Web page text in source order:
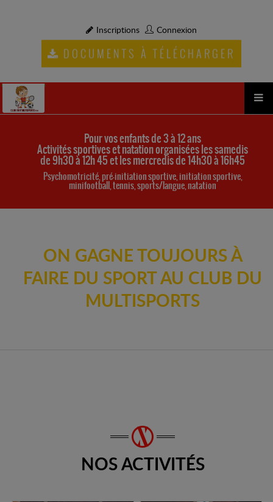
Inscriptions Connexion
DOCUMENTS À TÉLÉCHARGER
Pour vos enfants de 3 à 12 ans
Activités sportives et natation organisées les samedis
de 9h30 à 12h 45 et les mercredis de 14h30 à 16h45
Psychomotricité, pré-initiation sportive, initiation sportive,
minifootball, tennis, sports/langue, natation
ON GAGNE TOUJOURS À
FAIRE DU SPORT AU CLUB DU
MULTISPORTS
NOS ACTIVITÉS